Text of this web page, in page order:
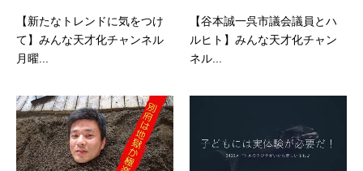
【新たなトレンドに気をつけ
て】みんな天才化チャンネル
月曜...
【谷本誠一呉市議会議員とハ
ルヒト】みんな天才化チャン
ネル...